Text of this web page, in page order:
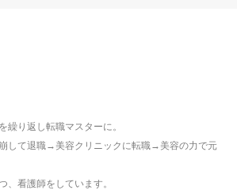
繰り返し転職マスターに。
して退職→美容クリニックに転職→美容の力で元
、看護師をしています。